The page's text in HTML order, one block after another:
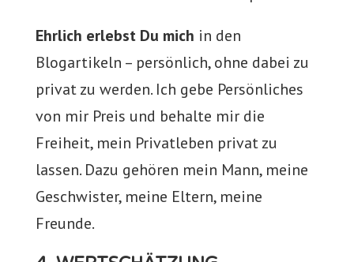
Ehrlich erlebst Du mich in den
Blogartikeln – persönlich, ohne dabei zu
privat zu werden. Ich gebe Persönliches
von mir Preis und behalte mir die
Freiheit, mein Privatleben privat zu
lassen. Dazu gehören mein Mann, meine
Geschwister, meine Eltern, meine
Freunde.